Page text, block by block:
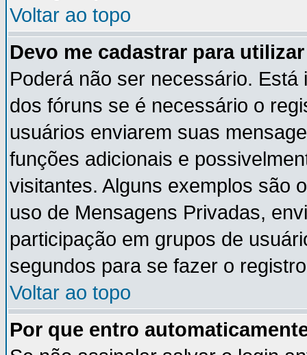
Voltar ao topo
Devo me cadastrar para
Poderá não ser necessário.
dos fóruns se é necessário o
usuários enviarem suas
funções adicionais e
visitantes. Alguns exemplos são
uso de Mensagens Privadas,
participação em grupos de
segundos para se fazer o
Voltar ao topo
Por que entro